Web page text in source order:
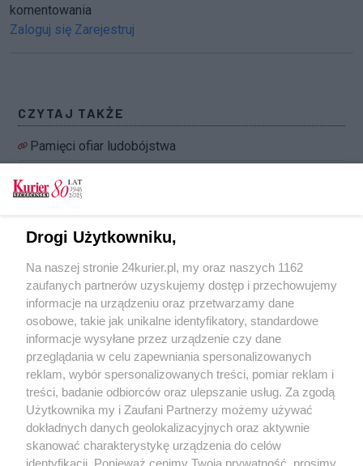
komentowania
Zaloguj się Zarejestruj
CZYTAJ TAKŻE
Pamięci ofiar ludobójstwa
głąb ZSRR
Augustowska
W rocznicę sowieckiej agresji
Sowieckie pamiątki trafią do bunkra
POGODA
19℃
Zobacz prognozę na 3 dni
Drogi Użytkowniku,
Na naszej stronie 24kurier.pl, my oraz naszych 1162
zaufanych partnerów uzyskujemy dostęp i przechowujemy
informacje na urządzeniu oraz przetwarzamy dane
osobowe, takie jak unikalne identyfikatory, standardowe
informacje wysyłane przez urządzenie czy dane
przeglądania w celu zapewniania spersonalizowanych
reklam, wybór spersonalizowanych treści, pomiar reklam i
treści, badanie odbiorców oraz ulepszanie usług. Za zgodą
Użytkownika my i Zaufani Partnerzy możemy używać
dokładnych danych geolokalizacyjnych oraz aktywnie
skanować charakterystykę urządzenia do celów
identyfikacji. Ponieważ cenimy Twoją prywatność, prosimy